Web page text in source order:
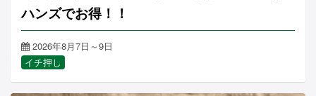
ハンズでお得！！
2026年8月7日～9日
イチ押し